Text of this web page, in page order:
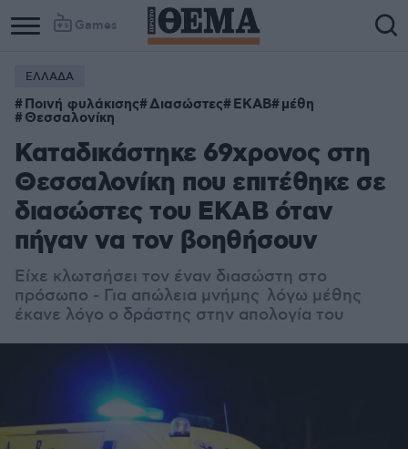
Games
ΕΛΛΑΔΑ
Ποινή φυλάκισης Διασώστες ΕΚΑΒ μέθη
Θεσσαλονίκη
Καταδικάστηκε 69χρονος στη
Θεσσαλονίκη που επιτέθηκε σε
διασώστες του ΕΚΑΒ όταν
πήγαν να τον βοηθήσουν
Είχε κλωτσήσει τον έναν διασώστη στο
πρόσωπο - Για απώλεια μνήμης λόγω μέθης
έκανε λόγο ο δράστης στην απολογία του